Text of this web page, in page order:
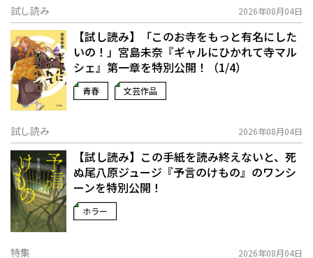
試し読み 2026年08月04日
【試し読み】「このお寺をもっと有名にした
いの！」宮島未奈『ギャルにひかれて寺マル
シェ』第一章を特別公開！（1/4）
青春 文芸作品
試し読み 2026年08月04日
【試し読み】この手紙を読み終えないと、死
ぬ――尾八原ジュージ『予言のけもの』のワンシ
ーンを特別公開！
ホラー
特集 2026年08月04日